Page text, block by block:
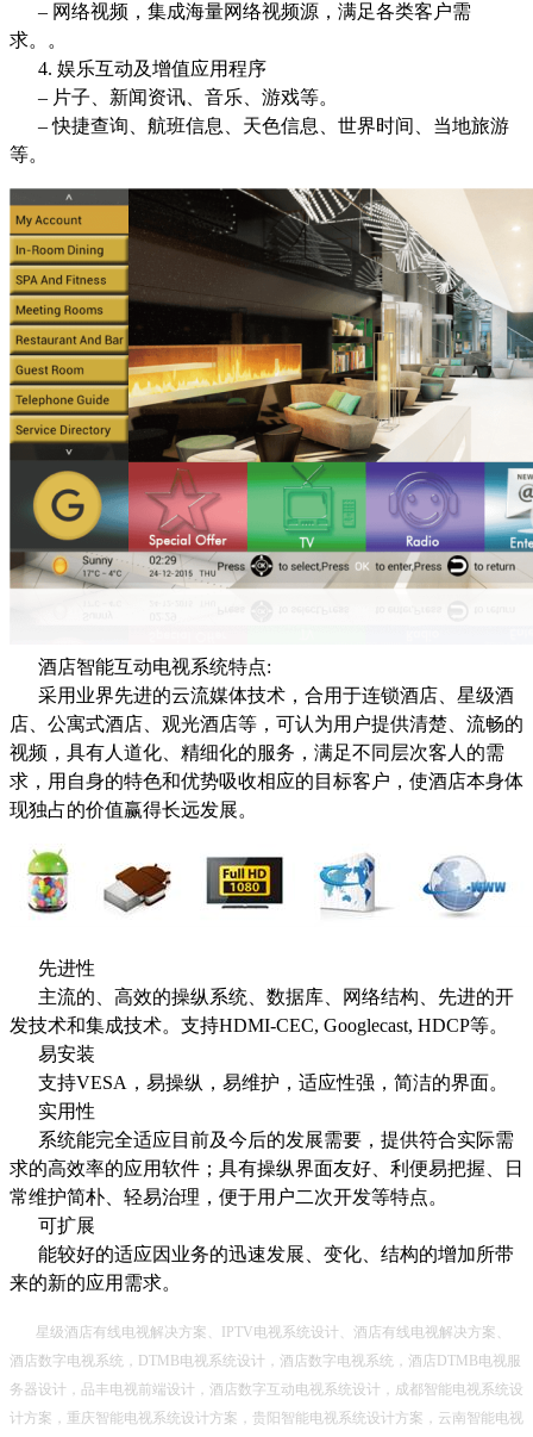
– 网络视频，集成海量网络视频源，满足各类客户需
求。。
4. 娱乐互动及增值应用程序
– 片子、新闻资讯、音乐、游戏等。
– 快捷查询、航班信息、天色信息、世界时间、当地旅游
等。
酒店智能互动电视系统特点:
采用业界先进的云流媒体技术，合用于连锁酒店、星级酒
店、公寓式酒店、观光酒店等，可认为用户提供清楚、流畅的
视频，具有人道化、精细化的服务，满足不同层次客人的需
求，用自身的特色和优势吸收相应的目标客户，使酒店本身体
现独占的价值赢得长远发展。
先进性
主流的、高效的操纵系统、数据库、网络结构、先进的开
发技术和集成技术。支持HDMI-CEC, Googlecast, HDCP等。
易安装
支持VESA，易操纵，易维护，适应性强，简洁的界面。
实用性
系统能完全适应目前及今后的发展需要，提供符合实际需
求的高效率的应用软件；具有操纵界面友好、利便易把握、日
常维护简朴、轻易治理，便于用户二次开发等特点。
可扩展
能较好的适应因业务的迅速发展、变化、结构的增加所带
来的新的应用需求。
星级酒店有线电视解决方案、IPTV电视系统设计、酒店有线电视解决方案、
酒店数字电视系统，DTMB电视系统设计，酒店数字电视系统，酒店DTMB电视服
务器设计，品丰电视前端设计，酒店数字互动电视系统设计，成都智能电视系统设
计方案，重庆智能电视系统设计方案，贵阳智能电视系统设计方案，云南智能电视